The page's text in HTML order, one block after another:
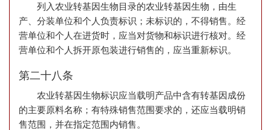
列入农业转基因生物目录的农业转基因生物，由生
产、分装单位和个人负责标识；未标识的，不得销售。经
营单位和个人在进货时，应当对货物和标识进行核对。经
营单位和个人拆开原包装进行销售的，应当重新标识。
第二十八条
农业转基因生物标识应当载明产品中含有转基因成份
的主要原料名称；有特殊销售范围要求的，还应当载明销
售范围，并在指定范围内销售。